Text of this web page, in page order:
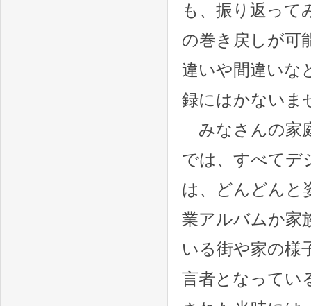
も、振り返って
の巻き戻しが可
違いや間違いな
録にはかないま
みなさんの家
では、すべてデ
は、どんどんと
業アルバムか家
いる街や家の様
言者となってい